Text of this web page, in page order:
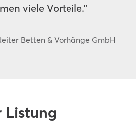
viele Vorteile."
Betten & Vorhänge GmbH
Listung